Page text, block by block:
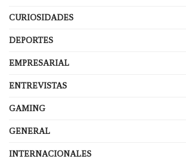
CURIOSIDADES
DEPORTES
EMPRESARIAL
ENTREVISTAS
GAMING
GENERAL
INTERNACIONALES